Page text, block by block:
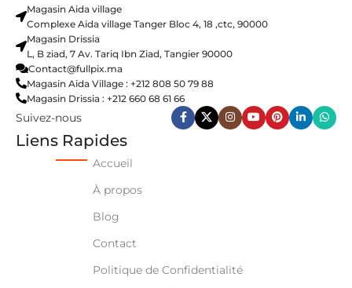
Magasin Aida village
Complexe Aida village Tanger Bloc 4, 18 ,ctc, 90000
Magasin Drissia
L, B ziad, 7 Av. Tariq Ibn Ziad, Tangier 90000
Contact@fullpix.ma
Magasin Aida Village : +212 808 50 79 88
Magasin Drissia : +212 660 68 61 66
Suivez-nous
Liens Rapides
Accueil
À propos
Blog
Contact
Politique de Confidentialité